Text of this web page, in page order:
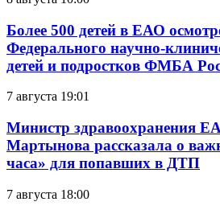
Более 500 детей в ЕАО
Федерального научно-
детей и подростков ФМБА
7 августа 19:01
Министр здравоохранения
Мартынова рассказала о
часа» для попавших в ДТП
7 августа 18:00